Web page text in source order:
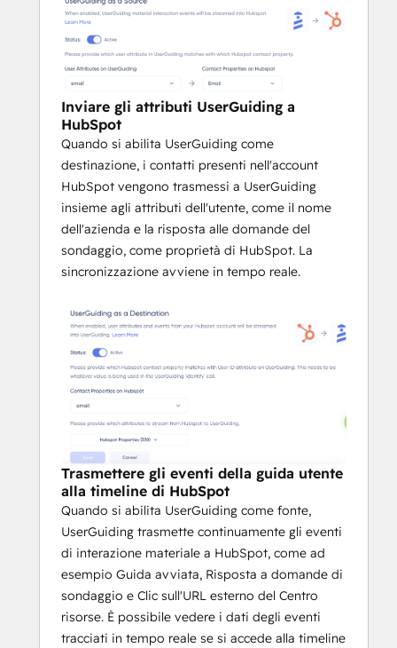
Inviare gli attributi UserGuiding a
HubSpot
Quando si abilita UserGuiding come
destinazione, i contatti presenti nell'account
HubSpot vengono trasmessi a UserGuiding
insieme agli attributi dell'utente, come il nome
dell'azienda e la risposta alle domande del
sondaggio, come proprietà di HubSpot. La
sincronizzazione avviene in tempo reale.
Trasmettere gli eventi della guida utente
alla timeline di HubSpot
Quando si abilita UserGuiding come fonte,
UserGuiding trasmette continuamente gli eventi
di interazione materiale a HubSpot, come ad
esempio Guida avviata, Risposta a domande di
sondaggio e Clic sull'URL esterno del Centro
risorse. È possibile vedere i dati degli eventi
tracciati in tempo reale se si accede alla timeline